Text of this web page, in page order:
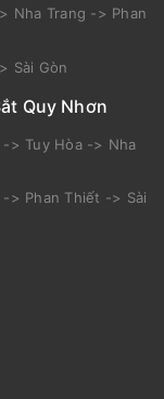
Nha Trang -> Phan
Sài Gòn
Quy Nhơn
-> Tuy Hòa -> Nha
-> Phan Thiết -> Sài